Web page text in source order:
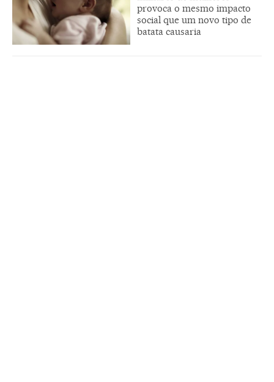
provoca o mesmo impacto
social que um novo tipo de
batata causaria